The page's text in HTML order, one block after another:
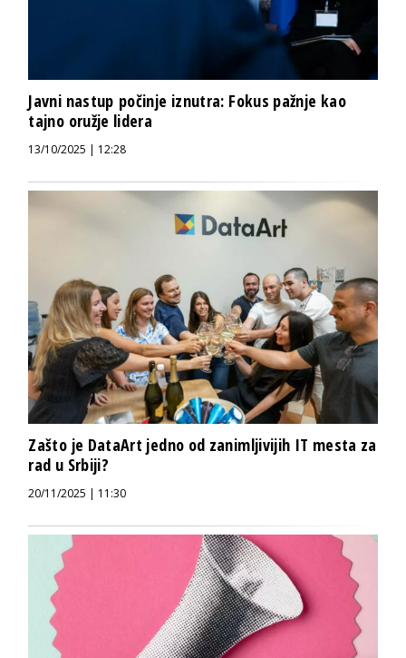
Javni nastup počinje iznutra: Fokus pažnje kao
tajno oružje lidera
13/10/2025 | 12:28
Zašto je DataArt jedno od zanimljivijih IT mesta za
rad u Srbiji?
20/11/2025 | 11:30